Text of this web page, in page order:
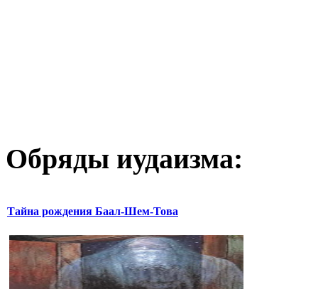
Обряды иудаизма:
Тайна рождения Баал-Шем-Това